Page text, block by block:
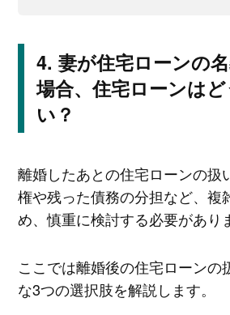
妻が住宅ローンの
場合、住宅ローンは
い？
離婚したあとの住宅ローンの扱
権や残った債務の分担など、複
め、慎重に検討する必要があり
ここでは離婚後の住宅ローンの
な3つの選択肢を解説します。